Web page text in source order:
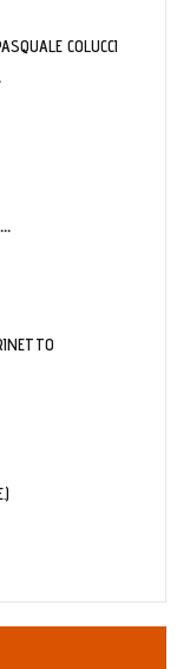
COLUCCI